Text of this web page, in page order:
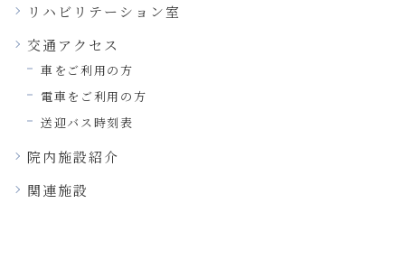
リハビリテーション室
交通アクセス
車をご利用の方
電車をご利用の方
送迎バス時刻表
院内施設紹介
関連施設